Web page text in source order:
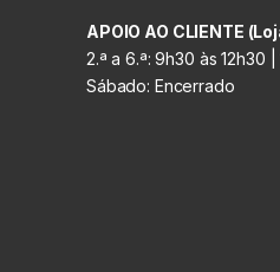
APOIO AO CLIENTE
2.ª a 6.ª: 9h30 às 12h30 |
Sábado: Encerrado